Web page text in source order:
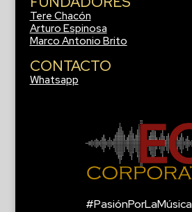
Tere Chacón
Arturo Espinosa
Marco Antonio Brito
CONTACTO
Whatsapp
#PasiónPorLaMúsica